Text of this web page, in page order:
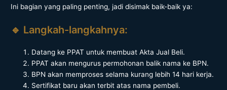
Ini bagian yang paling penting, jadi disimak baik-baik ya:
🔹 Langkah-langkahnya:
Datang ke PPAT untuk membuat Akta Jual Beli.
PPAT akan mengurus permohonan balik nama ke BPN.
BPN akan memproses selama kurang lebih 14 hari kerja.
Sertifikat baru akan terbit atas nama pembeli.